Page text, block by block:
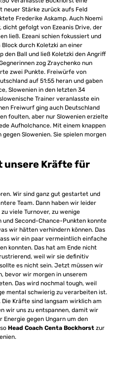
neuer Stärke zurück aufs Feld
Frederike Askamp. Auch Noemi
dicht gefolgt von Ezeanis Drive, der
ließ. Ezeani schien fokussiert und
durch Koletzki an einer
den Ball und ließ Koletzki den Angriff
zog Zraychenko nun
zwei Punkte. Freiwürfe von
auf 51:55 heran und gaben
Slowenien in den letzten 34
Trainer veranlasste ein
Freiwurf ging auch Deutschland
foulten, aber nur Slowenien erzielte
Aufholchance. Mit einem knappen
Slowenien. Sie spielen morgen
unsere Kräfte für
Wir sind ganz gut gestartet und
Team. Dann haben wir leider
viele Turnover, zu wenige
und Second-Chance-Punkten konnte
wir hätten verhindern können. Das
wir ein paar vermeintlich einfache
konnten. Das hat am Ende nicht
weil wir sie definitiv
es nicht sein. Jetzt müssen wir
bevor wir morgen in unserem
Das wird nochmal tough, weil
mental schwierig zu verarbeiten ist.
Kräfte sind langsam wirklich am
wir uns zu entspannen, damit wir
gegen Ungarn um den
Head Coach Centa Bockhorst zur